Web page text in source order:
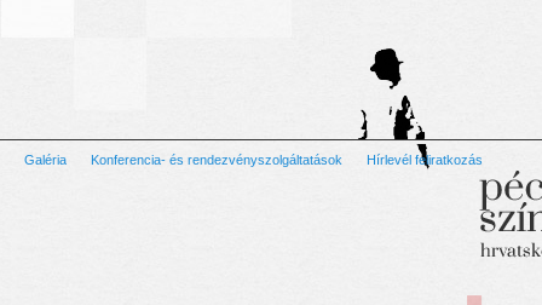
Galéria Konferencia- és rendezvényszolgáltatások Hírlevél feliratkozás